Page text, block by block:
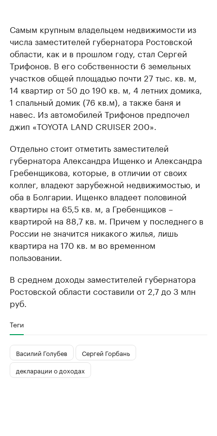
Самым крупным владельцем недвижимости из
числа заместителей губернатора Ростовской
области, как и в прошлом году, стал Сергей
Трифонов. В его собственности 6 земельных
участков общей площадью почти 27 тыс. кв. м,
14 квартир от 50 до 190 кв. м, 4 летних домика,
1 спальный домик (76 кв.м), а также баня и
навес. Из автомобилей Трифонов предпочел
джип «TOYOTA LAND CRUISER 200».
Отдельно стоит отметить заместителей
губернатора Александра Ищенко и Александра
Гребенщикова, которые, в отличии от своих
коллег, владеют зарубежной недвижимостью, и
оба в Болгарии. Ищенко владеет половиной
квартиры на 65,5 кв. м, а Гребенщиков –
квартирой на 88,7 кв. м. Причем у последнего в
России не значится никакого жилья, лишь
квартира на 170 кв. м во временном
пользовании.
В среднем доходы заместителей губернатора
Ростовской области составили от 2,7 до 3 млн
руб.
Теги
Василий Голубев
Сергей Горбань
декларации о доходах